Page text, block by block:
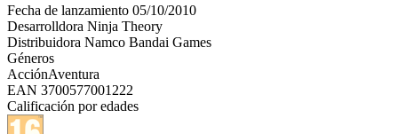
Fecha de lanzamiento 05/10/2010
Desarrolldora Ninja Theory
Distribuidora Namco Bandai Games
Géneros
AcciónAventura
EAN 3700577001222
Calificación por edades